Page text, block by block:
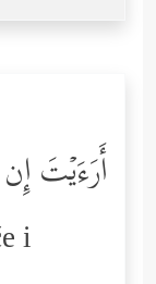
أَرَءَیۡتَ
i